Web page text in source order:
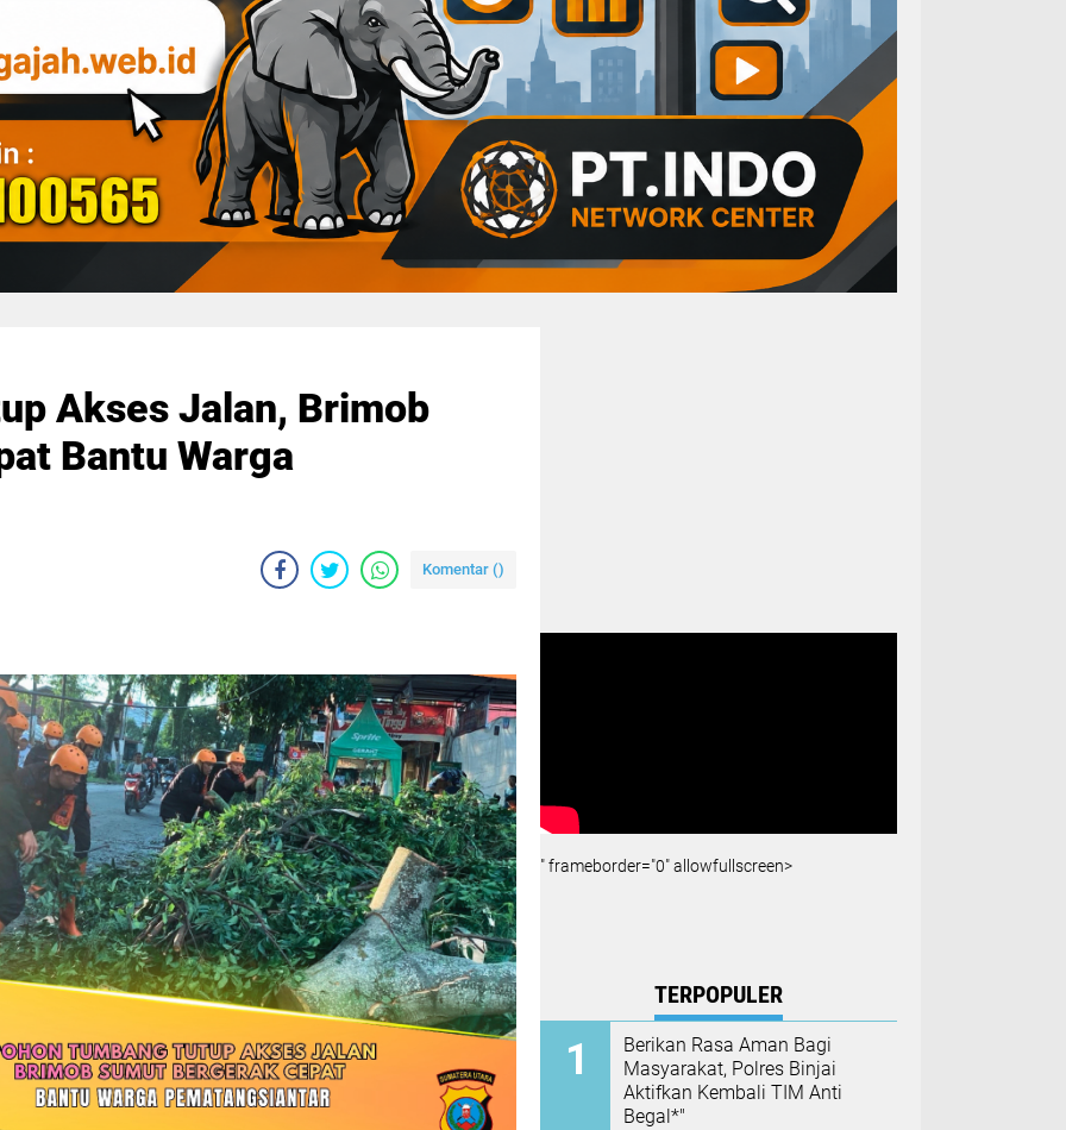
Akses Jalan, Brimob
Bantu Warga
Komentar ()
" frameborder="0" allowfullscreen>
TERPOPULER
Berikan Rasa Aman Bagi
Masyarakat, Polres Binjai
Aktifkan Kembali TIM Anti
Begal*"